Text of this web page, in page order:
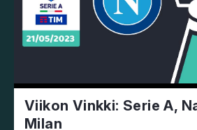
Viikon Vinkki: Serie A,
Milan